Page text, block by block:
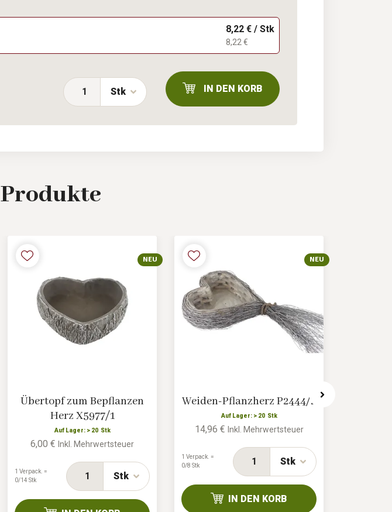
8,22 € / Stk
8,22 €
Stk IN DEN KORB
Produkte
NEU
Übertopf zum Bepflanzen
Herz X5977/1
Auf Lager: > 20 Stk
6,00 € Inkl. Mehrwertsteuer
Stk
1 Verpack. =
0/14 Stk
NEU
Weiden-Pflanzherz P2444/2
Auf Lager: > 20 Stk
14,96 € Inkl. Mehrwertsteuer
Stk
1 Verpack. =
0/8 Stk
IN DEN KORB